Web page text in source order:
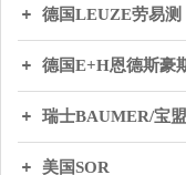
德国LEUZE劳易测
德国E+H恩德斯豪
瑞士BAUMER/宝盟
美国SOR